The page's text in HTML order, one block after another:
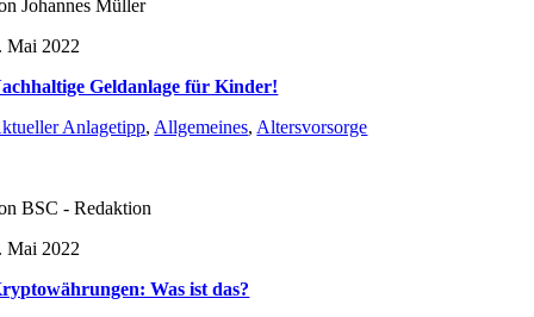
Johannes Müller
Mai 2022
Geldanlage für Kinder!
Anlagetipp, Allgemeines, Altersvorsorge
BSC - Redaktion
Mai 2022
Was ist das?